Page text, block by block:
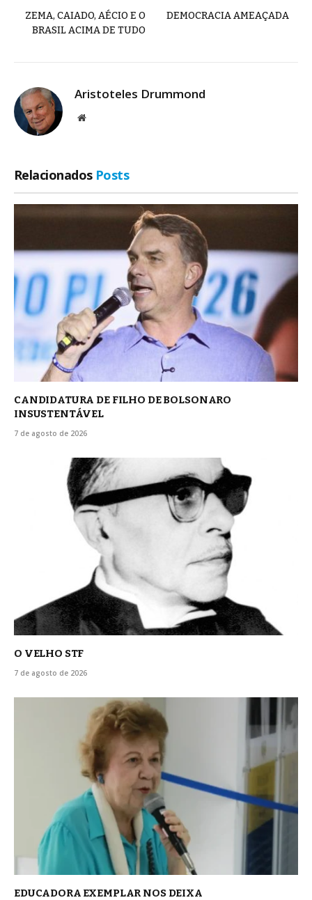
ZEMA, CAIADO, AÉCIO E O
BRASIL ACIMA DE TUDO
DEMOCRACIA AMEAÇADA
Aristoteles Drummond
Site
Relacionados Posts
CANDIDATURA DE FILHO DE BOLSONARO
INSUSTENTÁVEL
7 de agosto de 2026
O VELHO STF
7 de agosto de 2026
EDUCADORA EXEMPLAR NOS DEIXA